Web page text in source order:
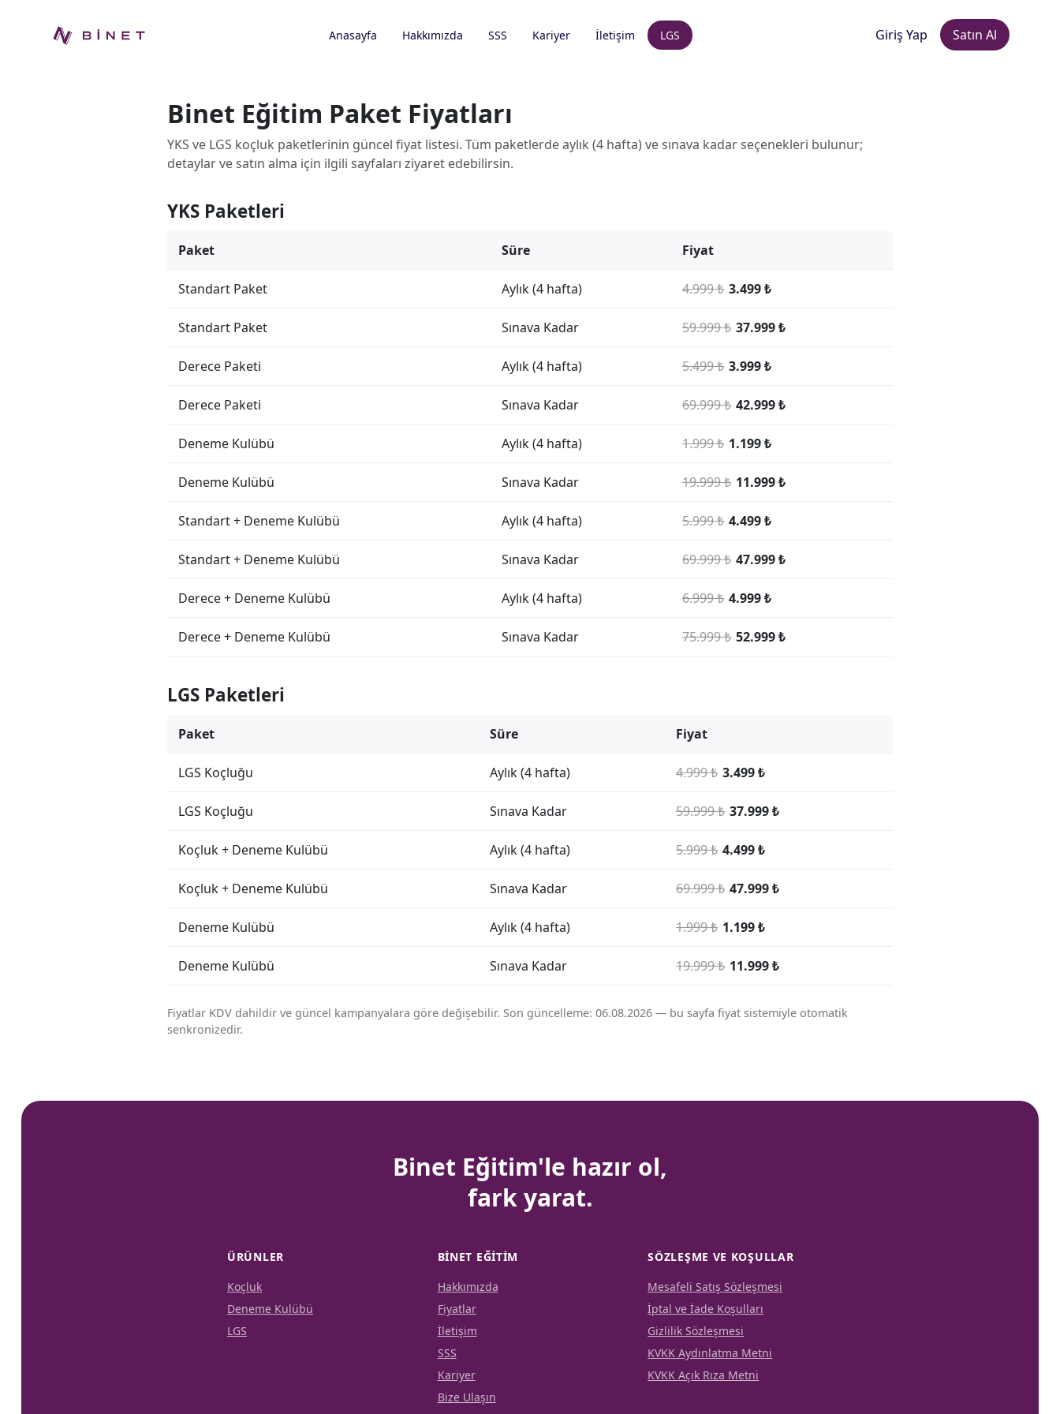
Anasayfa Hakkımızda SSS Kariyer İletişim LGS Giriş Yap Satın Al
Binet Eğitim Paket Fiyatları
YKS ve LGS koçluk paketlerinin güncel fiyat listesi. Tüm paketlerde aylık (4 hafta) ve sınava kadar seçenekleri bulunur;
detaylar ve satın alma için ilgili sayfaları ziyaret edebilirsin.
YKS Paketleri
Paket Süre Fiyat
Standart Paket Aylık (4 hafta) 4.999 ₺ 3.499 ₺
Standart Paket Sınava Kadar 59.999 ₺ 37.999 ₺
Derece Paketi Aylık (4 hafta) 5.499 ₺ 3.999 ₺
Derece Paketi Sınava Kadar 69.999 ₺ 42.999 ₺
Deneme Kulübü Aylık (4 hafta) 1.999 ₺ 1.199 ₺
Deneme Kulübü Sınava Kadar 19.999 ₺ 11.999 ₺
Standart + Deneme Kulübü Aylık (4 hafta) 5.999 ₺ 4.499 ₺
Standart + Deneme Kulübü Sınava Kadar 69.999 ₺ 47.999 ₺
Derece + Deneme Kulübü Aylık (4 hafta) 6.999 ₺ 4.999 ₺
Derece + Deneme Kulübü Sınava Kadar 75.999 ₺ 52.999 ₺
LGS Paketleri
Paket Süre Fiyat
LGS Koçluğu Aylık (4 hafta) 4.999 ₺ 3.499 ₺
LGS Koçluğu Sınava Kadar 59.999 ₺ 37.999 ₺
Koçluk + Deneme Kulübü Aylık (4 hafta) 5.999 ₺ 4.499 ₺
Koçluk + Deneme Kulübü Sınava Kadar 69.999 ₺ 47.999 ₺
Deneme Kulübü Aylık (4 hafta) 1.999 ₺ 1.199 ₺
Deneme Kulübü Sınava Kadar 19.999 ₺ 11.999 ₺
Fiyatlar KDV dahildir ve güncel kampanyalara göre değişebilir. Son güncelleme: 06.08.2026 — bu sayfa fiyat sistemiyle otomatik
senkronizedir.
Binet Eğitim'le hazır ol,
fark yarat.
ÜRÜNLER
Koçluk
Deneme Kulübü
LGS
BINET EĞITIM
Hakkımızda
Fiyatlar
İletişim
SSS
Kariyer
Bize Ulaşın
SÖZLEŞME VE KOŞULLAR
Mesafeli Satış Sözleşmesi
İptal ve İade Koşulları
Gizlilik Sözleşmesi
KVKK Aydınlatma Metni
KVKK Açık Rıza Metni